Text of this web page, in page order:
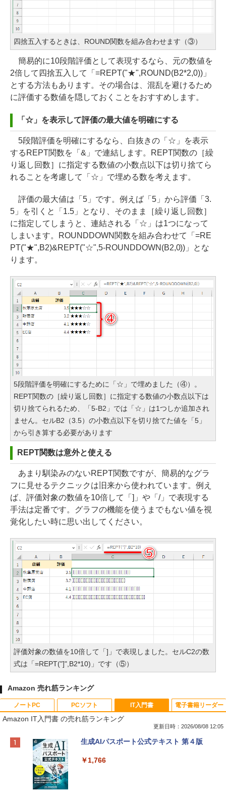
四捨五入するときは、ROUND関数を組み合わせます（③）
簡易的に10段階評価として表現するなら、元の数値を
2倍して四捨五入して「=REPT("★",ROUND(B2*2,0))」
とする方法もあります。その場合は、混乱を避けるため
に評価する数値を隠しておくことをおすすめします。
「☆」を表示して評価の最大値を明確にする
5段階評価を明確にするなら、白抜きの「☆」を表示
するREPT関数を「&」で連結します。REPT関数の［繰
り返し回数］に指定する数値の小数点以下は切り捨てら
れることを考慮して「☆」で埋める数を考えます。
評価の最大値は「5」です。例えば「5」から評価「3.
5」を引くと「1.5」となり、そのまま［繰り返し回数］
に指定してしまうと、連結される「☆」は1つになって
しまいます。ROUNDDOWN関数を組み合わせて「=RE
PT("★",B2)&REPT("☆",5-ROUNDDOWN(B2,0))」とな
ります。
5段階評価を明確にするために「☆」で埋めました（④）。
REPT関数の［繰り返し回数］に指定する数値の小数点以下は
切り捨てられるため、「5-B2」では「☆」は1つしか追加され
ません。セルB2（3.5）の小数点以下を切り捨てた値を「5」
から引き算する必要があります
REPT関数は意外と使える
あまり馴染みのないREPT関数ですが、簡易的なグラ
フに見せるテクニックは旧来から使われています。例え
ば、評価対象の数値を10倍して「]」や「/」で表現する
手法は定番です。グラフの機能を使うまでもない値を視
覚化したい時に思い出してください。
評価対象の数値を10倍して「]」で表現しました。セルC2の数
式は「=REPT("]",B2*10)」です（⑤）
Amazon 売れ筋ランキング
ノートPC
Apple 2026 MacBook Neo A18 Proチッ
e Intelligenceのために設計、Liquid Ret
PCソフト
Robloxギフトカード - 800 Robux 【限
インゲームコード】 ロブロックス | オン
IT入門書
Amazon IT入門書 の売れ筋ランキング
更新日時：2026/08/08 12:05
生成AIパスポート公式テキスト 第４版
￥1,766
電子書籍リーダー